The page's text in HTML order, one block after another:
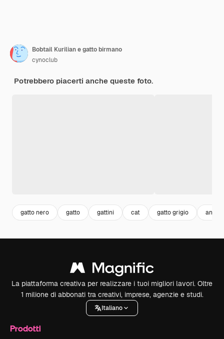
Bobtail Kurilian e gatto birmano
cynoclub
Potrebbero piacerti anche queste foto.
gatto nero gatto gattini cat gatto grigio
La piattaforma creativa per realizzare i tuoi migliori lavori. Oltre
1 milione di abbonati tra creativi, imprese, agenzie e studi.
Italiano
Prodotti